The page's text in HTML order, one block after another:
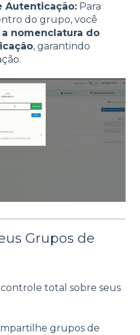
Autenticação: Para
do grupo, você
nomenclatura do
, garantindo
Grupos de
total sobre seus
grupos de